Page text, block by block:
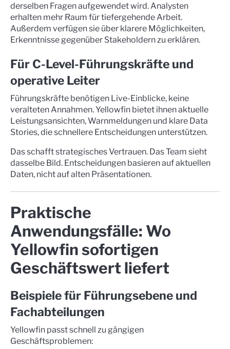
derselben Fragen aufgewendet wird. Analysten
erhalten mehr Raum für tiefergehende Arbeit.
Außerdem verfügen sie über klarere Möglichkeiten,
Erkenntnisse gegenüber Stakeholdern zu erklären.
Für C-Level-Führungskräfte und
operative Leiter
Führungskräfte benötigen Live-Einblicke, keine
veralteten Annahmen. Yellowfin bietet ihnen aktuelle
Leistungsansichten, Warnmeldungen und klare Data
Stories, die schnellere Entscheidungen unterstützen.
Das schafft strategisches Vertrauen. Das Team sieht
dasselbe Bild. Entscheidungen basieren auf aktuellen
Daten, nicht auf alten Präsentationen.
Praktische
Anwendungsfälle: Wo
Yellowfin sofortigen
Geschäftswert liefert
Beispiele für Führungsebene und
Fachabteilungen
Yellowfin passt schnell zu gängigen
Geschäftsproblemen: